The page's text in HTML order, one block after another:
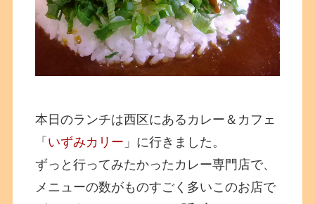
本日のランチは西区にあるカレー＆カフェ
「 いずみカリー 」に行きました。
ずっと行ってみたかったカレー専門店で、
メニューの数がものすごく多いこのお店で